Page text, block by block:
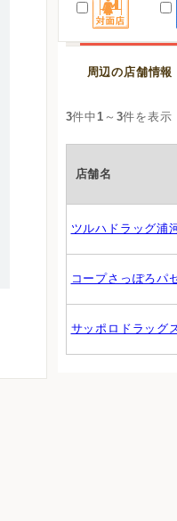
周辺の店舗情報
3件中 1 ～ 3件を表示
店舗名
ツルハドラッグ浦
コープさっぽろパ
サッポロドラッグ